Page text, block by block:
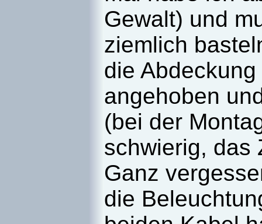
Gewalt) und
ziemlich
die
angehoben
(bei der
schwierig, das
Ganz
die